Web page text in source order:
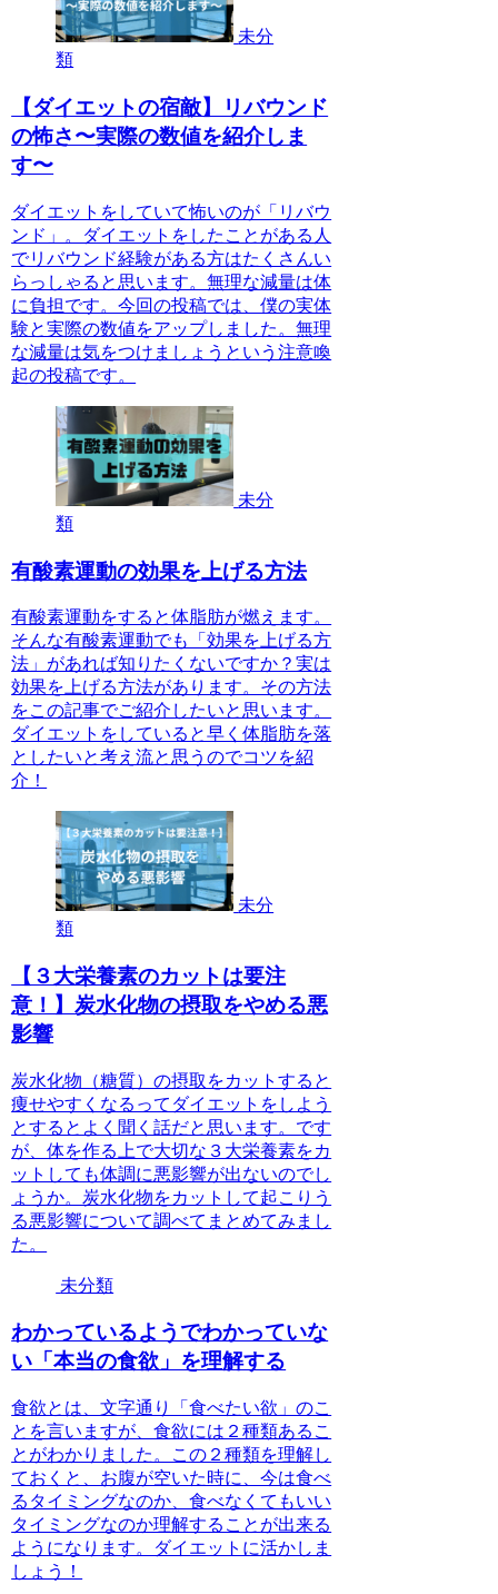
未分
類
【ダイエットの宿敵】リバウンド
の怖さ〜実際の数値を紹介しま
す〜
ダイエットをしていて怖いのが「リバウ
ンド」。ダイエットをしたことがある人
でリバウンド経験がある方はたくさんい
らっしゃると思います。無理な減量は体
に負担です。今回の投稿では、僕の実体
験と実際の数値をアップしました。無理
な減量は気をつけましょうという注意喚
起の投稿です。
未分
類
有酸素運動の効果を上げる方法
有酸素運動をすると体脂肪が燃えます。
そんな有酸素運動でも「効果を上げる方
法」があれば知りたくないですか？実は
効果を上げる方法があります。その方法
をこの記事でご紹介したいと思います。
ダイエットをしていると早く体脂肪を落
としたいと考え流と思うのでコツを紹
介！
未分
類
【３大栄養素のカットは要注
意！】炭水化物の摂取をやめる悪
影響
炭水化物（糖質）の摂取をカットすると
痩せやすくなるってダイエットをしよう
とするとよく聞く話だと思います。です
が、体を作る上で大切な３大栄養素をカ
ットしても体調に悪影響が出ないのでし
ょうか。炭水化物をカットして起こりう
る悪影響について調べてまとめてみまし
た。
未分類
わかっているようでわかっていな
い「本当の食欲」を理解する
食欲とは、文字通り「食べたい欲」のこ
とを言いますが、食欲には２種類あるこ
とがわかりました。この２種類を理解し
ておくと、お腹が空いた時に、今は食べ
るタイミングなのか、食べなくてもいい
タイミングなのか理解することが出来る
ようになります。ダイエットに活かしま
しょう！